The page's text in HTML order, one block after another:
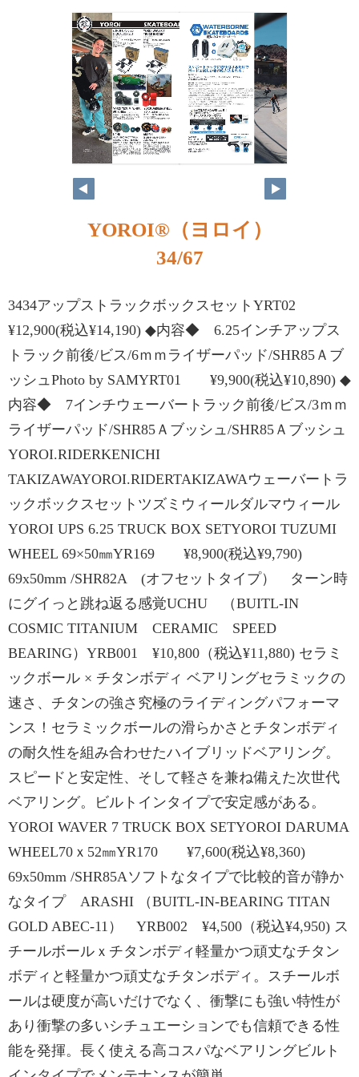
YOROI®（ヨロイ）
34/67
3434アップストラックボックスセットYRT02
¥12,900(税込¥14,190) ◆内容◆ 6.25インチアップス
トラック前後/ビス/6ｍｍライザーパッド/SHR85Ａブ
ッシュPhoto by SAMYRT01 ¥9,900(税込¥10,890) ◆
内容◆ 7インチウェーバートラック前後/ビス/3ｍｍ
ライザーパッド/SHR85Ａブッシュ/SHR85Ａブッシュ
YOROI.RIDERKENICHI
TAKIZAWAYOROI.RIDERTAKIZAWAウェーバートラ
ックボックスセットツズミウィールダルマウィール
YOROI UPS 6.25 TRUCK BOX SETYOROI TUZUMI
WHEEL 69×50㎜YR169 ¥8,900(税込¥9,790)
69x50mm /SHR82A (オフセットタイプ） ターン時
にグイっと跳ね返る感覚UCHU （BUITL-IN
COSMIC TITANIUM CERAMIC SPEED
BEARING）YRB001 ¥10,800（税込¥11,880) セラミ
ックボール × チタンボディ ベアリングセラミックの
速さ、チタンの強さ究極のライディングパフォーマ
ンス！セラミックボールの滑らかさとチタンボディ
の耐久性を組み合わせたハイブリッドベアリング。
スピードと安定性、そして軽さを兼ね備えた次世代
ベアリング。ビルトインタイプで安定感がある。
YOROI WAVER 7 TRUCK BOX SETYOROI DARUMA
WHEEL70ｘ52㎜YR170 ¥7,600(税込¥8,360)
69x50mm /SHR85Aソフトなタイプで比較的音が静か
なタイプ ARASHI （BUITL-IN-BEARING TITAN
GOLD ABEC-11） YRB002 ¥4,500（税込¥4,950) ス
チールボールｘチタンボディ軽量かつ頑丈なチタン
ボディと軽量かつ頑丈なチタンボディ。スチールボ
ールは硬度が高いだけでなく、衝撃にも強い特性が
あり衝撃の多いシチュエーションでも信頼できる性
能を発揮。長く使える高コスパなベアリングビルト